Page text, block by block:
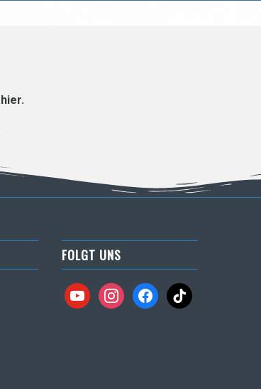
hier.
FOLGT UNS
youtubeinstagramfacebooktiktok